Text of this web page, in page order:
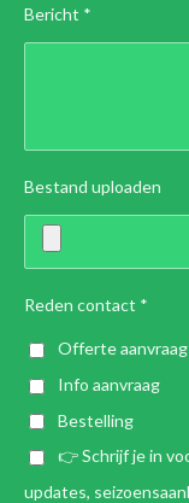
Bericht *
Bestand uploaden
Reden contact *
Offerte aanvraag
Info aanvraag
Bestelling
👉 Schrijf je in
updates,